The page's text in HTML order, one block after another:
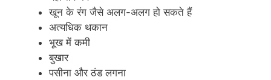
खून के रंग जैसे अलग-अलग हो सकते हैं
अत्यधिक थकान
भूख में कमी
बुखार
पसीना और ठंड लगना